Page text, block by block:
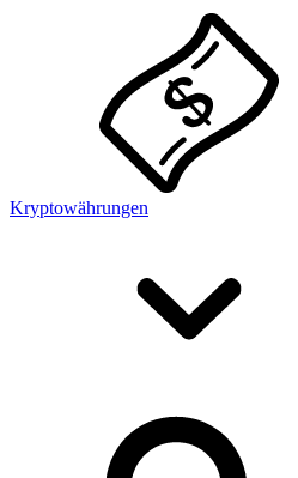
Kryptowährungen